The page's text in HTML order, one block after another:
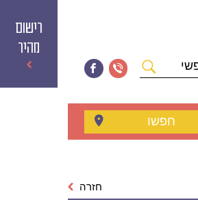
רישום
מהיר
חפשו
חזרה